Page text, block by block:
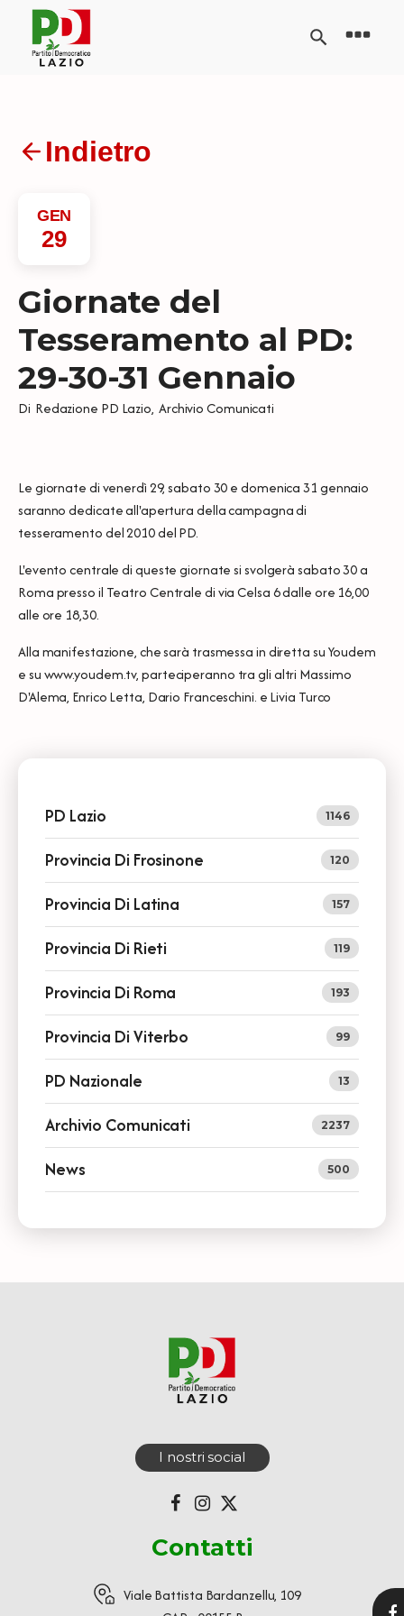
Indietro
GEN
29
Giornate del
Tesseramento al PD:
29-30-31 Gennaio
Di Redazione PD Lazio, Archivio Comunicati
Le giornate di venerdì 29, sabato 30 e domenica 31 gennaio
saranno dedicate all'apertura della campagna di
tesseramento del 2010 del PD.
L'evento centrale di queste giornate si svolgerà sabato 30 a
Roma presso il Teatro Centrale di via Celsa 6dalle ore 16,00
alle ore 18,30.
Alla manifestazione, che sarà trasmessa in diretta su Youdem
e suwww.youdem.tv, parteciperanno tra gli altri Massimo
D'Alema, Enrico Letta, Dario Franceschini. e Livia Turco
PD Lazio 1146
Provincia Di Frosinone 120
Provincia Di Latina 157
Provincia Di Rieti 119
Provincia Di Roma 193
Provincia Di Viterbo 99
PD Nazionale 13
Archivio Comunicati 2237
News 500
I nostri social
Contatti
Viale Battista Bardanzellu, 109